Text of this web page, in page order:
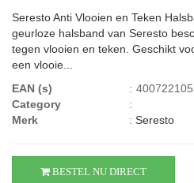
Seresto Anti Vlooien en Teken
geurloze halsband van Seresto
tegen vlooien en teken. Geschikt
een vlooie...
EAN (s)
:
Category
:
Merk
: Seresto
BESTEL NU DIRECT